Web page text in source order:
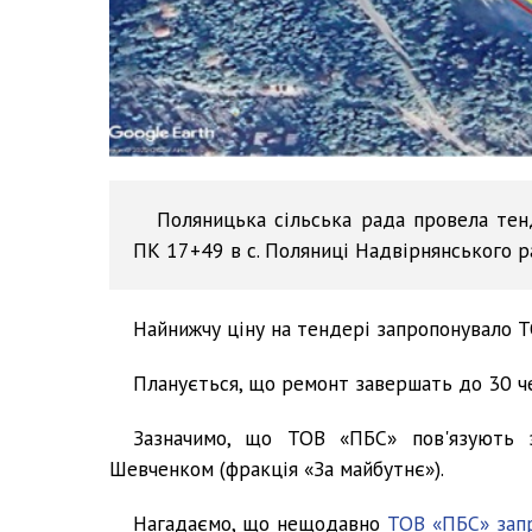
Поляницька сільська рада провела
ПК 17+49 в с. Поляниці Надвірнянського
Найнижчу ціну на тендері
Планується, що ремонт завершать до 30
Зазначимо, що ТОВ «ПБС» пов'язують
Шевченком (фракція «За майбутнє»).
Нагадаємо, що нещодавно ТОВ «ПБС»